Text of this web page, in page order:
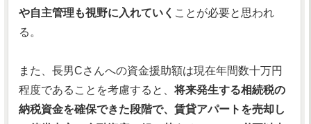
や自主管理も視野に入れていく ことが必要と思われ
る。
また、長男Cさんへの資金援助額は現在年間数十万円
程度であることを考慮すると、将来発生する相続税の
納税資金を確保できた段階で、賃貸アパートを売却し